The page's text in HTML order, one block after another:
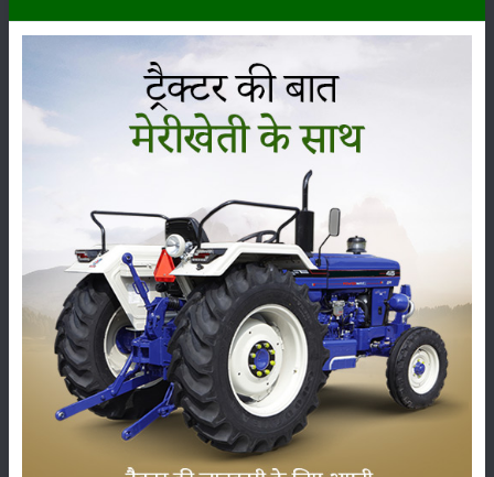
कृषि यंत्र समाचार
सम्पादकीय अन्य
पूसा बासमती 1882: सूखे में भी बेहतरीन उत्पादन देने वाली
भारत की पहली सूखा-सहिष्णु बासमती किस्म
22-Jun-2026
करेले की खेती कैसे करें: होगी लाखों रुपए की कमाई
29-May-2026